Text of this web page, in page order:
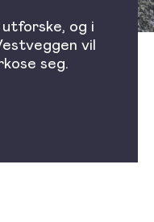
og i
vil
seg.